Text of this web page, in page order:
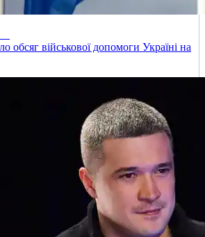
обсяг військової допомоги Україні на